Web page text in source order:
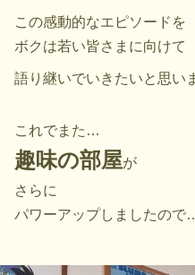
この感動的なエピソードを
ボクは若い皆さまに向けて
語り継いでいきたいと思い
これでまた…
趣味の部屋が
さらに
パワーアップしましたので